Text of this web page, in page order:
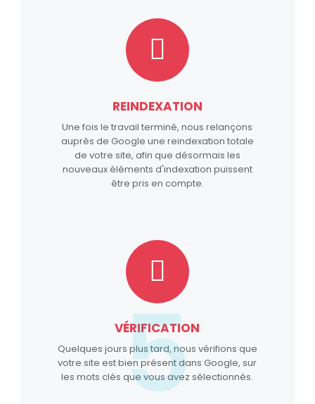
REINDEXATION
Une fois le travail terminé, nous relançons
auprès de Google une reindexation totale
de votre site, afin que désormais les
nouveaux éléments d'indexation puissent
être pris en compte.
VÉRIFICATION
Quelques jours plus tard, nous vérifions que
votre site est bien présent dans Google, sur
les mots clés que vous avez sélectionnés.
5